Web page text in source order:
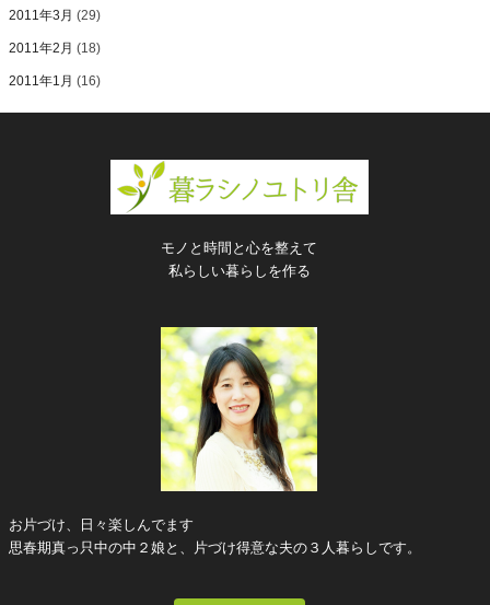
2011年3月 (29)
2011年2月 (18)
2011年1月 (16)
モノと時間と心を整えて
私らしい暮らしを作る
お片づけ、日々楽しんでます
思春期真っ只中の中２娘と、片づけ得意な夫の３人暮らしです。